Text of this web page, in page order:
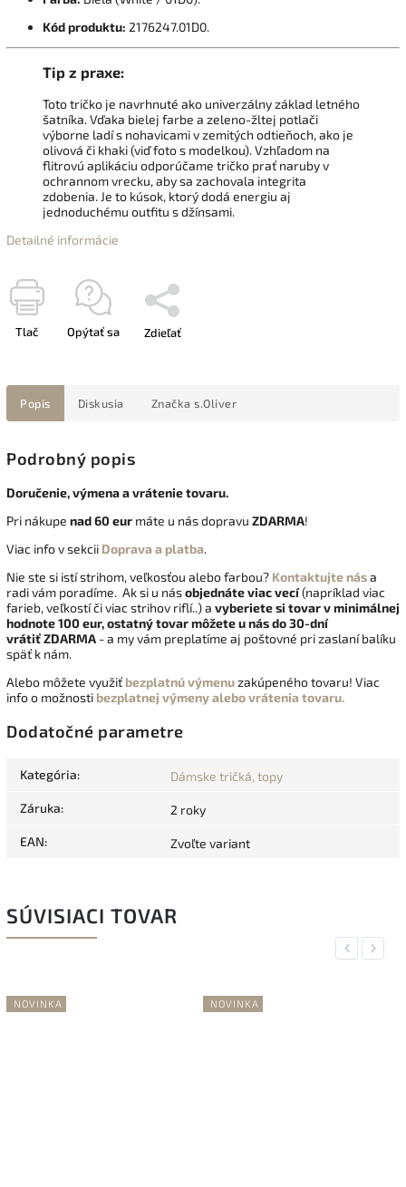
Kód produktu: 2176247.01D0.
Tip z praxe:
Toto tričko je navrhnuté ako univerzálny základ letného
šatníka. Vďaka bielej farbe a zeleno-žltej potlači
výborne ladí s nohavicami v zemitých odtieňoch, ako je
olivová či khaki (viď foto s modelkou). Vzhľadom na
flitrovú aplikáciu odporúčame tričko prať naruby v
ochrannom vrecku, aby sa zachovala integrita
zdobenia. Je to kúsok, ktorý dodá energiu aj
jednoduchému outfitu s džínsami.
Detailné informácie
Tlač Opýtať sa Zdieľať
Popis Diskusia Značka s.Oliver
Podrobný popis
Doručenie, výmena a vrátenie tovaru.
Pri nákupe nad 60 eur máte u nás dopravu ZDARMA!
Viac info v sekcii Doprava a platba.
Nie ste si istí strihom, veľkosťou alebo farbou? Kontaktujte nása
radi vám poradíme. Ak si u násobjednáte viac vecí(napríklad viac
farieb, veľkostí či viac strihov riflí..) a vyberiete si tovar v minimálnej
hodnote 100 eur, ostatný tovar môžete u nás do 30-dní
vrátiťZDARMA - a my vám preplatíme aj poštovné pri zaslaní balíku
späť k nám.
Alebo môžete využiť bezplatnú výmenuzakúpeného tovaru! Viac
info o možnosti bezplatnej výmeny alebo vrátenia tovaru.
Dodatočné parametre
Kategória: Dámske tričká, topy
Záruka: 2 roky
EAN: Zvoľte variant
SÚVISIACI TOVAR
Previous
NOVINKA NOVINKA
Next